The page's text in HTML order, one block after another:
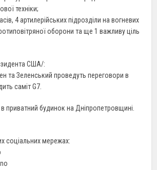
техніки;
4 артилерійських підрозділи на вогневих
оборони та ще 1 важливу ціль
США/:
та Зеленський проведуть переговори в
саміт G7.
приватний будинок на Дніпропетровщині.
соціальних мережах: